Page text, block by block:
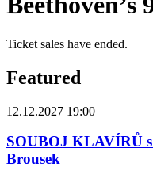
Ticket sales have ended.
Featured
12.12.2027 19:00
SOUBOJ KLAVÍRŮ
Brousek